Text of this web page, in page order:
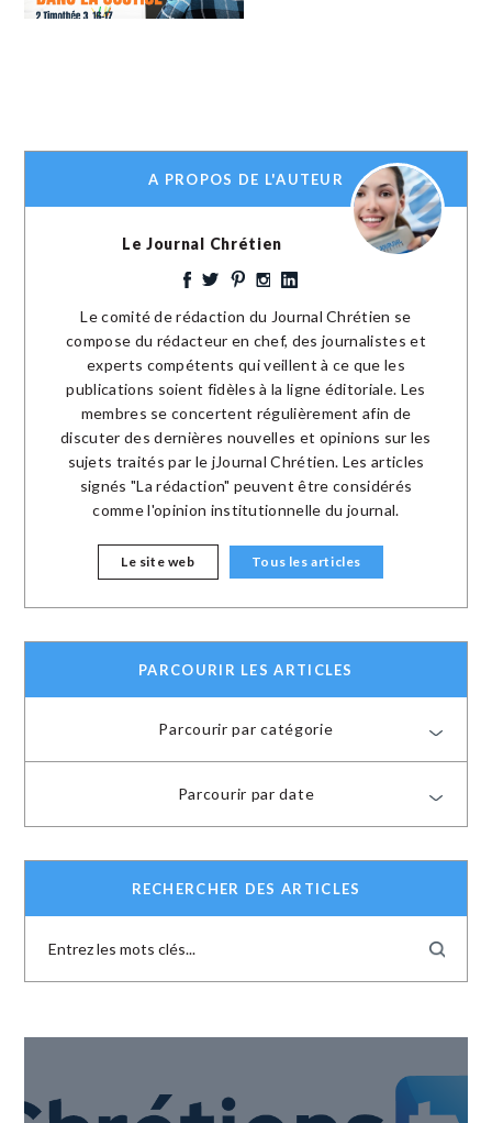
A PROPOS DE L'AUTEUR
Le Journal Chrétien
Le comité de rédaction du Journal Chrétien se
compose du rédacteur en chef, des journalistes et
experts compétents qui veillent à ce que les
publications soient fidèles à la ligne éditoriale. Les
membres se concertent régulièrement afin de
discuter des dernières nouvelles et opinions sur les
sujets traités par le jJournal Chrétien. Les articles
signés "La rédaction" peuvent être considérés
comme l'opinion institutionnelle du journal.
Le site web Tous les articles
PARCOURIR LES ARTICLES
Parcourir par catégorie
Parcourir par date
RECHERCHER DES ARTICLES